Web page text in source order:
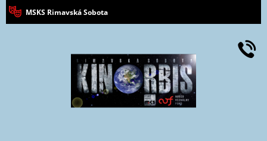
MSKS Rimavská Sobota